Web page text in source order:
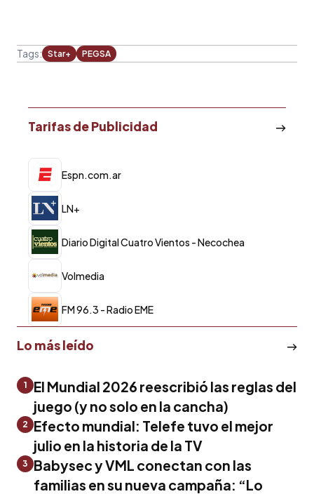
Tags: Star+ PEGSA
Tarifas de Publicidad
Espn.com.ar
LN+
Diario Digital Cuatro Vientos - Necochea
Volmedia
FM 96.3 - Radio EME
Lo más leído
1
El Mundial 2026 reescribió las reglas del
juego (y no solo en la cancha)
2
Efecto mundial: Telefe tuvo el mejor
julio en la historia de la TV
3
Babysec y VML conectan con las
familias en su nueva campaña: “Lo